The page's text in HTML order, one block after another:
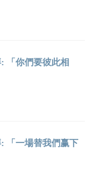
「你們要彼此相
「一場替我們赢下